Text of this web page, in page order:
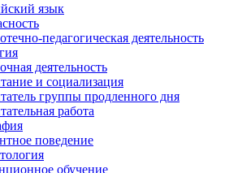
язык
педагогическая деятельность
деятельность
и социализация
группы продленного дня
работа
поведение
обучение